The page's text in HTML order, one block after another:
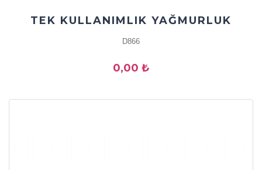
TEK KULLANIMLIK YAĞMURLUK
D866
0,00 ₺